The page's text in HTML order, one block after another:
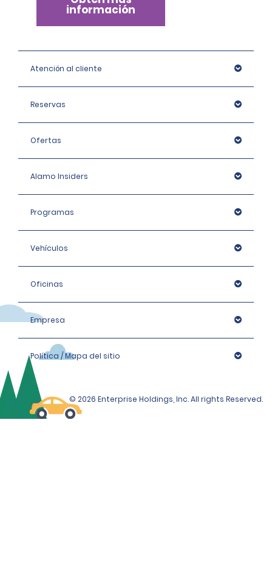
información
Atención al cliente
Reservas
Ofertas
Alamo Insiders
Programas
Vehículos
Oficinas
Empresa
Política / Mapa del sitio
© 2026 Enterprise Holdings, Inc. All rights Reserved.